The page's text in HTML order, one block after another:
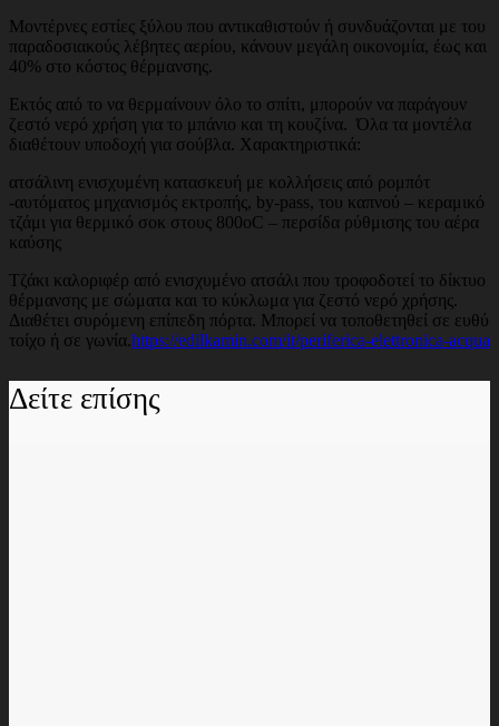
Μοντέρνες εστίες ξύλου που αντικαθιστούν ή συνδυάζονται με του
παραδοσιακούς λέβητες αερίου, κάνουν μεγάλη οικονομία, έως και
40% στο κόστος θέρμανσης.
Εκτός από το να θερμαίνουν όλο το σπίτι, μπορούν να παράγουν
ζεστό νερό χρήση για το μπάνιο και τη κουζίνα. Όλα τα μοντέλα
διαθέτουν υποδοχή για σούβλα. Χαρακτηριστικά:
ατσάλινη ενισχυμένη κατασκευή με κολλήσεις από ρομπότ
-αυτόματος μηχανισμός εκτροπής, by-pass, του καπνού – κεραμικό
τζάμι για θερμικό σοκ στους 800oC – περσίδα ρύθμισης του αέρα
καύσης
Τζάκι καλοριφέρ από ενισχυμένο ατσάλι που τροφοδοτεί το δίκτυο
θέρμανσης με σώματα και το κύκλωμα για ζεστό νερό χρήσης.
Διαθέτει συρόμενη επίπεδη πόρτα. Μπορεί να τοποθετηθεί σε ευθύ
τοίχο ή σε γωνία.https://edilkamin.com/it/periferica-elettronica-acqua
Δείτε επίσης